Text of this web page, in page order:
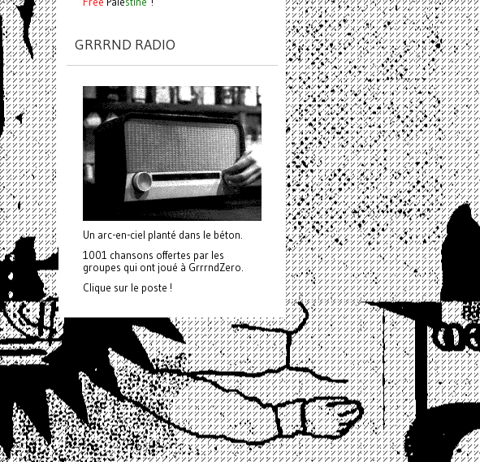
GRRRND RADIO
Un arc-en-ciel planté dans le béton.
1001 chansons offertes par les
groupes qui ont joué à GrrrndZero.
Clique sur le poste !